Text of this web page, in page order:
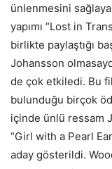
ünlenmesini
yapımı “Lost in
birlikte paylaştığı
Johansson
de çok etkiledi. Bu
bulunduğu birçok
içinde ünlü ressam
“Girl with a Pearl
aday gösterildi.